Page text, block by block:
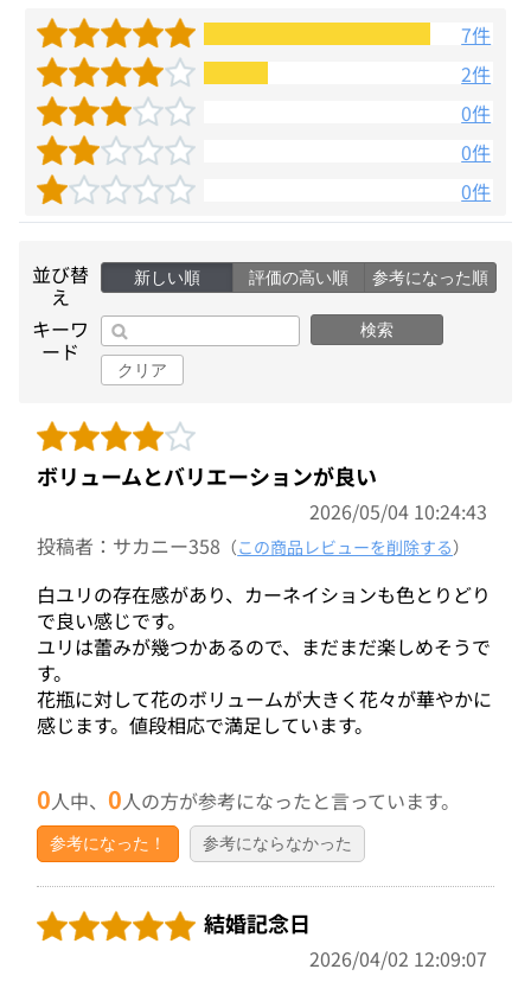
7件
2件
0件
0件
0件
並び替
え
新しい順 評価の高い順 参考になった順
キーワ
ード
検索
クリア
ボリュームとバリエーションが良い
2026/05/04 10:24:43
投稿者：サカニー358 （この商品レビューを削除する）
白ユリの存在感があり、カーネイションも色とりどり
で良い感じです。
ユリは蕾みが幾つかあるので、まだまだ楽しめそうで
す。
花瓶に対して花のボリュームが大きく花々が華やかに
感じます。値段相応で満足しています。
0人中、0人の方が参考になったと言っています。
参考になった！ 参考にならなかった
結婚記念日
2026/04/02 12:09:07